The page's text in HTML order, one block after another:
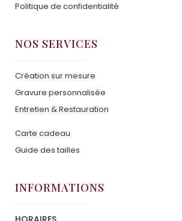
Politique de confidentialité
NOS SERVICES
Création sur mesure
Gravure personnalisée
Entretien & Restauration
Carte cadeau
Guide des tailles
INFORMATIONS